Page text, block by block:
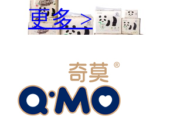
更多 >